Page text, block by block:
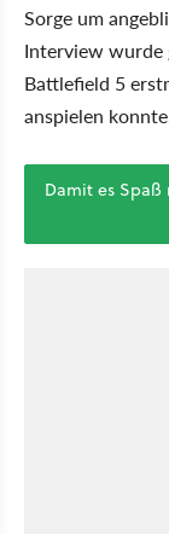
Sorge um
Interview wurde
Battlefield 5
anspielen
Damit es Spaß